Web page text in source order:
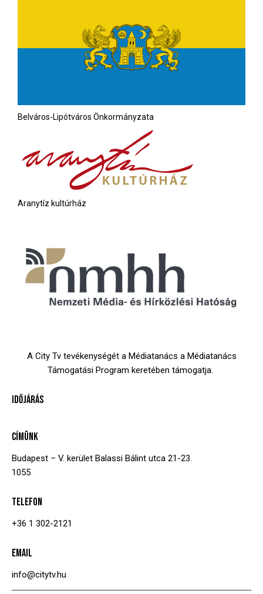
Belváros-Lipótváros Önkormányzata
Aranytíz kultúrház
A City Tv tevékenységét a Médiatanács a Médiatanács
Támogatási Program keretében támogatja.
IDŐJÁRÁS
CÍMÜNK
Budapest – V. kerület Balassi Bálint utca 21-23.
1055
TELEFON
+36 1 302-2121
EMAIL
info@citytv.hu